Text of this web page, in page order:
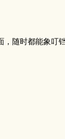
随时都能象叮